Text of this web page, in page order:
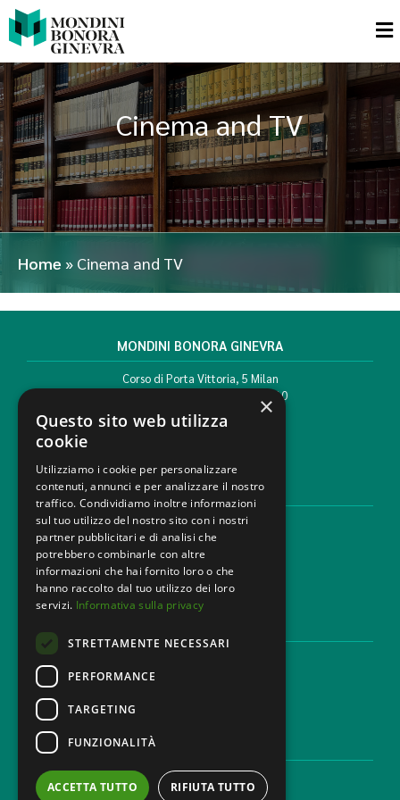
Cinema and TV
Home » Cinema and TV
MONDINI BONORA GINEVRA
Corso di Porta Vittoria, 5 Milan
T. +39 02 777351 F. +39 02 784510
info@mbg.legal
LEGAL AREAS
Areas of expertise
Industries
Law firm
Contacts
Work with us
×
Questo sito web utilizza
cookie
Utilizziamo i cookie per personalizzare
contenuti, annunci e per analizzare il nostro
traffico. Condividiamo inoltre informazioni
sul tuo utilizzo del nostro sito con i nostri
partner pubblicitari e di analisi che
potrebbero combinarle con altre
informazioni che hai fornito loro o che
hanno raccolto dal tuo utilizzo dei loro
servizi. Informativa sulla privacy
STRETTAMENTE NECESSARI
PERFORMANCE
TARGETING
FUNZIONALITÀ
ACCETTA TUTTO RIFIUTA TUTTO